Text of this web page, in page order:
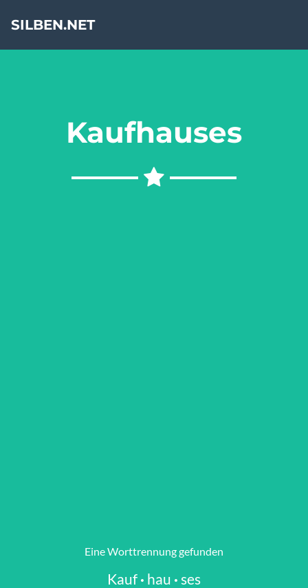
SILBEN.NET
Kaufhauses
Eine Worttrennung gefunden
Kauf · hau · ses